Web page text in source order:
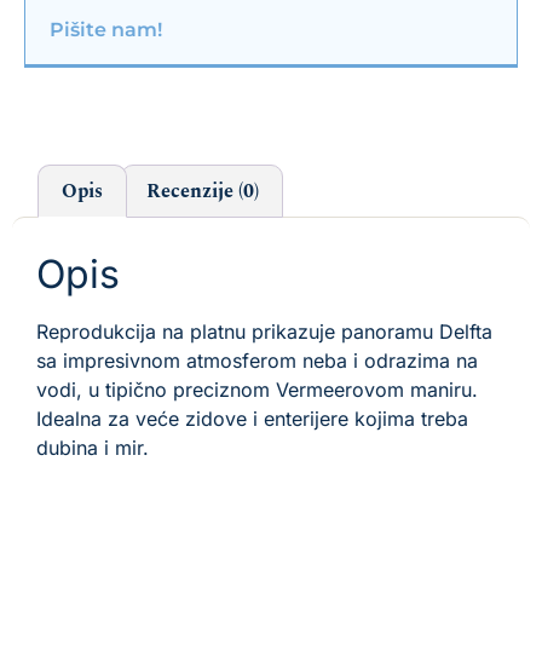
Pišite nam!
Opis Recenzije (0)
Opis
Reprodukcija na platnu prikazuje panoramu Delfta
sa impresivnom atmosferom neba i odrazima na
vodi, u tipično preciznom Vermeerovom maniru.
Idealna za veće zidove i enterijere kojima treba
dubina i mir.